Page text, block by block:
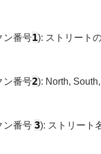
ン番号1): ストリート
ン番号2): North,
ン番号 3): ストリート